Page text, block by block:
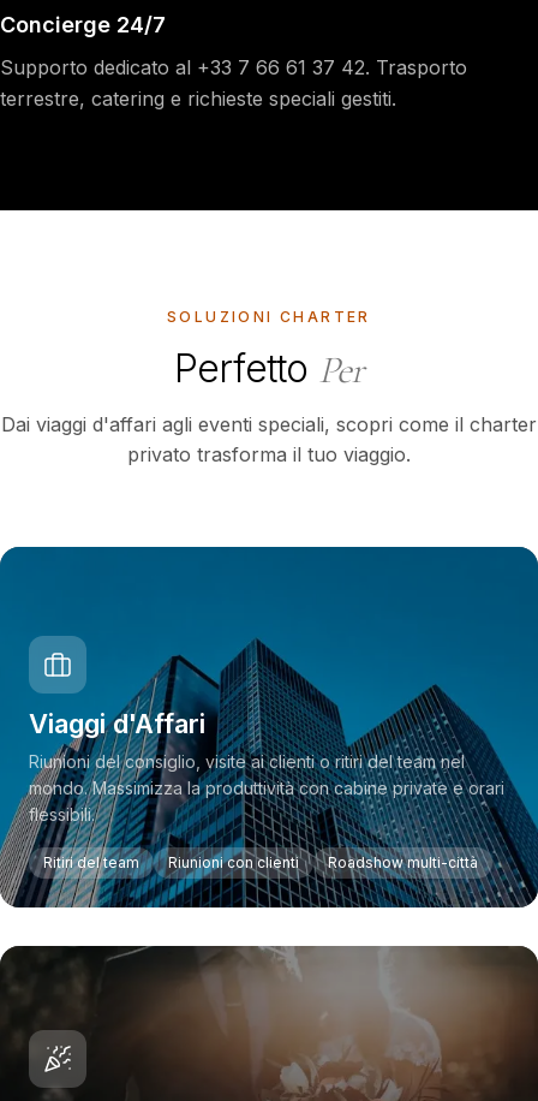
Concierge 24/7
Supporto dedicato al +33 7 66 61 37 42. Trasporto
terrestre, catering e richieste speciali gestiti.
SOLUZIONI CHARTER
Perfetto Per
Dai viaggi d'affari agli eventi speciali, scopri come il charter
privato trasforma il tuo viaggio.
Viaggi d'Affari
Riunioni del consiglio, visite ai clienti o ritiri del team nel
mondo. Massimizza la produttività con cabine private e orari
flessibili.
Ritiri del team Riunioni con clienti Roadshow multi-città